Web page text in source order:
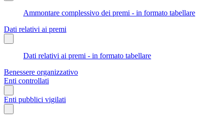
Ammontare complessivo dei premi - in formato tabellare
Dati relativi ai premi
Dati relativi ai premi - in formato tabellare
Benessere organizzativo
Enti controllati
Enti pubblici vigilati